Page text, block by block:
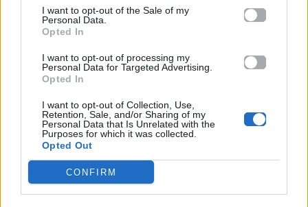
I want to opt-out of the Sale of my
Personal Data.
Opted In
I want to opt-out of processing my
Personal Data for Targeted Advertising.
Opted In
I want to opt-out of Collection, Use,
Retention, Sale, and/or Sharing of my
Personal Data that Is Unrelated with the
Purposes for which it was collected.
Opted Out
CONFIRM
Για σχόλια, μηνύματα ή φωτογραφικό υλικό
σχετικά με τοMad.gr, επισκεφτείτε μας στο
Facebook, επικοινωνήστε μέσω
ακολουθήστε μας στοInstagram.